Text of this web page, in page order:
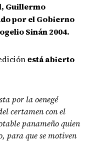
Guillermo
por el Gobierno
Sinán 2004.
está abierto
por la oenegé
certamen con el
panameño quien
para que se motiven